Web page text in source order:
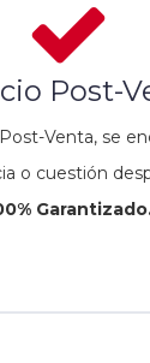
Post-
Venta, se
o cuestión